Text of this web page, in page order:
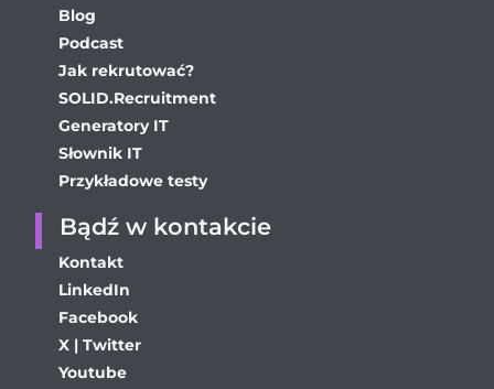
Blog
Podcast
Jak rekrutować?
SOLID.Recruitment
Generatory IT
Słownik IT
Przykładowe testy
Bądź w kontakcie
Kontakt
LinkedIn
Facebook
X | Twitter
Youtube